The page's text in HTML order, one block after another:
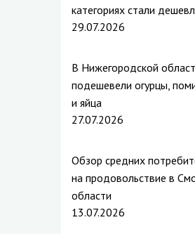
категориях стали
29.07.2026
В Нижегородской
подешевели огурцы,
и яйца
27.07.2026
Обзор средних
на продовольствие в
области
13.07.2026